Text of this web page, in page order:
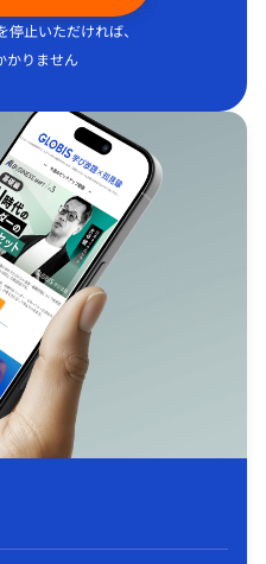
止いただければ、
かりません